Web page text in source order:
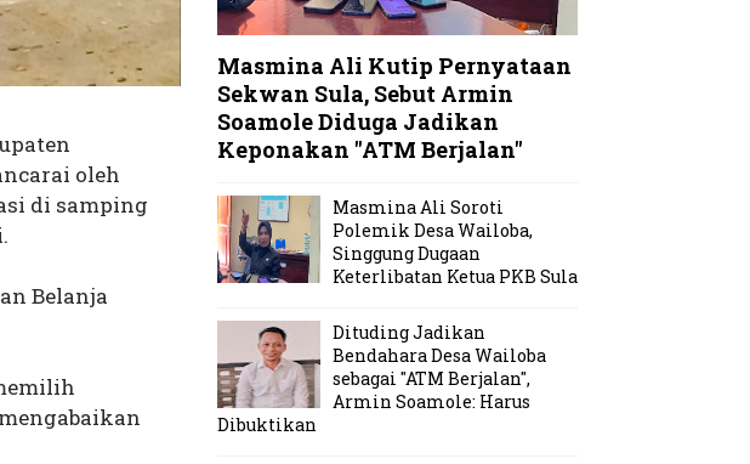
oleh
di samping
Belanja
Masmina Ali Kutip Pernyataan
Sekwan Sula, Sebut Armin
Soamole Diduga Jadikan
Keponakan "ATM Berjalan"
Masmina Ali Soroti
Polemik Desa Wailoba,
Singgung Dugaan
Keterlibatan Ketua PKB Sula
Dituding Jadikan
Bendahara Desa Wailoba
sebagai "ATM Berjalan",
Armin Soamole: Harus
Dibuktikan